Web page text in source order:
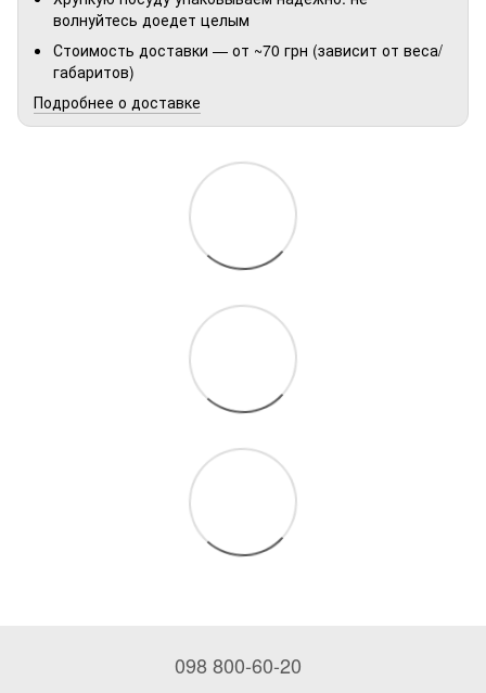
волнуйтесь доедет целым
Стоимость доставки — от ~70 грн (зависит от веса/
габаритов)
Подробнее о доставке
098 800-60-20